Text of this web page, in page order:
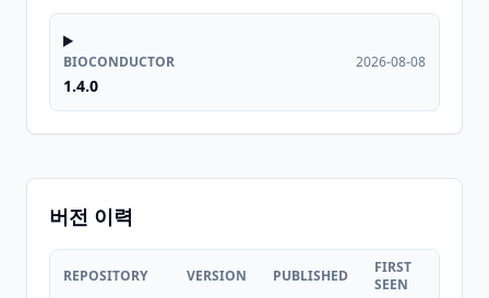
BIOCONDUCTOR
1.4.0
2026-08-08
버전 이력
REPOSITORY VERSION PUBLISHED
FIRST
SEEN